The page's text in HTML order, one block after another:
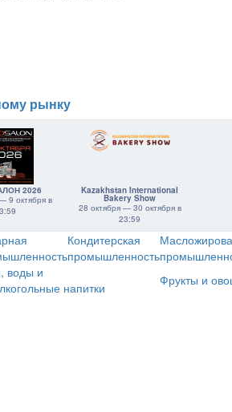
рынку
2026
9 октября в
Kazakhstan International
Bakery Show
28 октября — 30 октября в
23:59
Кондитерская
промышленность
воды и
напитки
Фрукты и